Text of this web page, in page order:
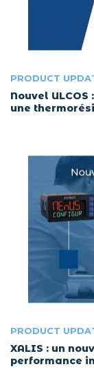
PRODUCT
Nouvel
une
PRODUCT
XALIS : un
performance